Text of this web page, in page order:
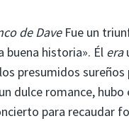
de DaveFue un
buena historia». Él era
presumidos
dulce romance,
para recaudar